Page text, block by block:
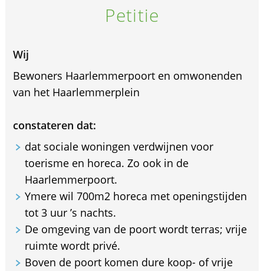
Petitie
Wij
Bewoners Haarlemmerpoort en omwonenden
van het Haarlemmerplein
constateren dat:
dat sociale woningen verdwijnen voor
toerisme en horeca. Zo ook in de
Haarlemmerpoort.
Ymere wil 700m2 horeca met openingstijden
tot 3 uur ’s nachts.
De omgeving van de poort wordt terras; vrije
ruimte wordt privé.
Boven de poort komen dure koop- of vrije